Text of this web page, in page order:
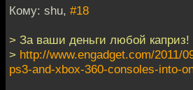
Кому: shu, #18
> За ваши деньги любой каприз!
> http://www.engadget.com/2011/
ps3-and-xbox-360-consoles-into-